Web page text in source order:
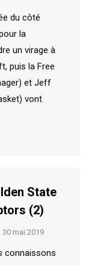
du côté
la
un virage à
puis la Free
et Jeff
vont
State
(2)
30 mai 2019
connaissons